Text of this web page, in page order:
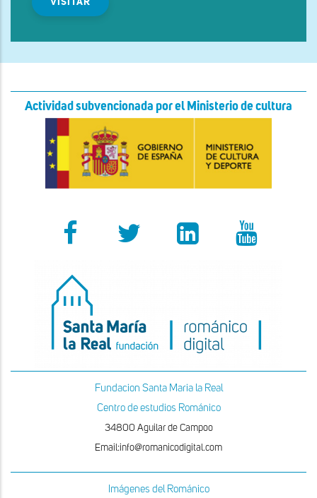
VISITAR
Actividad subvencionada por el Ministerio de cultura
Fundacion Santa Maria la Real
Centro de estudios Románico
34800 Aguilar de Campoo
Email:info@romanicodigital.com
Imágenes del Románico